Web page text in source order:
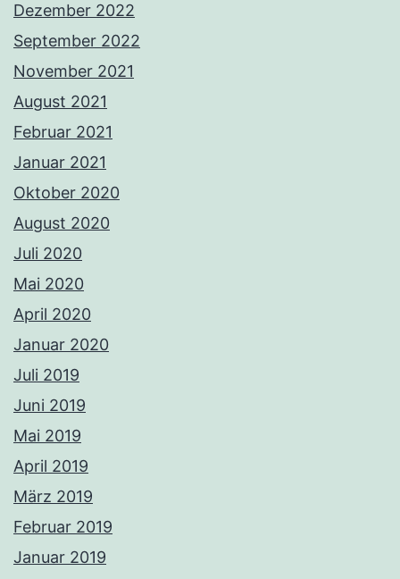
Dezember 2022
September 2022
November 2021
August 2021
Februar 2021
Januar 2021
Oktober 2020
August 2020
Juli 2020
Mai 2020
April 2020
Januar 2020
Juli 2019
Juni 2019
Mai 2019
April 2019
März 2019
Februar 2019
Januar 2019